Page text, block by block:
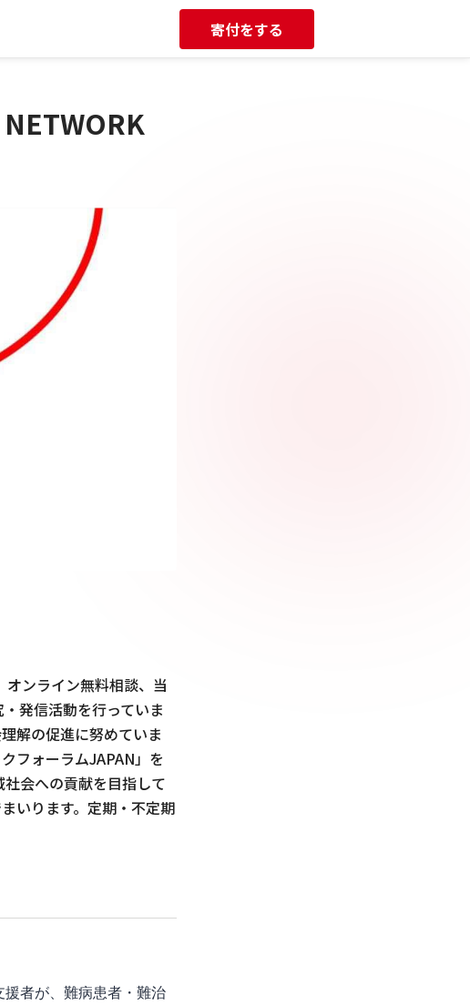
寄付をする
ンライン無料相談、当
発信活動を行っていま
解の促進に努めていま
フォーラムJAPAN」を
会への貢献を目指して
いります。定期・不定期
者が、難病患者・難治